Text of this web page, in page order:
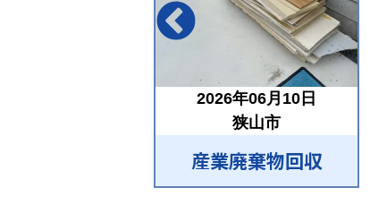
2026年06月10日
狭山市
産業廃棄物回収